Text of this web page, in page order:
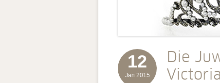
12
Jan 2015
Die